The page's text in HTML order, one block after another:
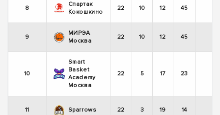
8
Спартак
Кокошкино
22 10 12 45
9
МИРЭА
Москва
22 10 12 45
10
Smart
Basket
Academy
Москва
22 5 17 23
11 Sparrows 22 3 19 14